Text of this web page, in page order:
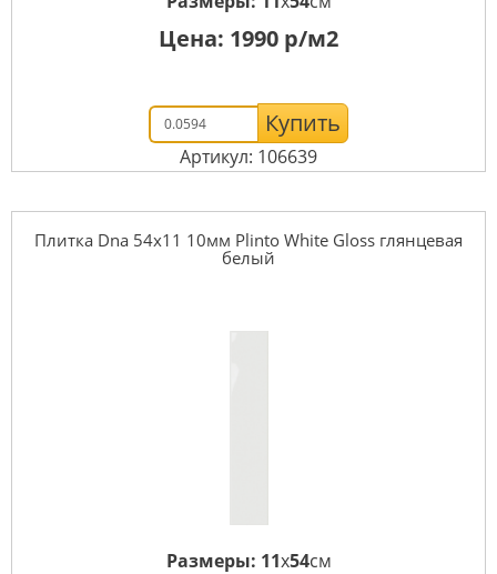
Цена: 1990 р/м2
Купить
Артикул: 106639
Плитка Dna 54x11 10мм Plinto White Gloss глянцевая
белый
Размеры: 11x54см